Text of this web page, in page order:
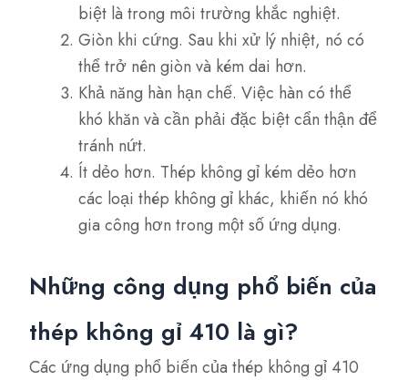
biệt là trong môi trường khắc nghiệt.
Giòn khi cứng. Sau khi xử lý nhiệt, nó có
thể trở nên giòn và kém dai hơn.
Khả năng hàn hạn chế. Việc hàn có thể
khó khăn và cần phải đặc biệt cẩn thận để
tránh nứt.
Ít dẻo hơn. Thép không gỉ kém dẻo hơn
các loại thép không gỉ khác, khiến nó khó
gia công hơn trong một số ứng dụng.
Những công dụng phổ biến của
thép không gỉ 410 là gì?
Các ứng dụng phổ biến của thép không gỉ 410